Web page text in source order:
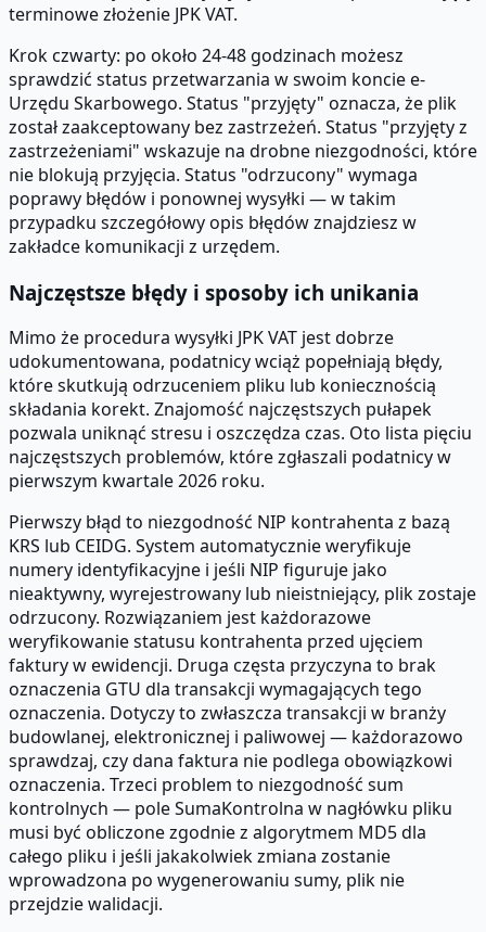
terminowe złożenie JPK VAT.
Krok czwarty: po około 24-48 godzinach możesz
sprawdzić status przetwarzania w swoim koncie e-
Urzędu Skarbowego. Status "przyjęty" oznacza, że plik
został zaakceptowany bez zastrzeżeń. Status "przyjęty z
zastrzeżeniami" wskazuje na drobne niezgodności, które
nie blokują przyjęcia. Status "odrzucony" wymaga
poprawy błędów i ponownej wysyłki — w takim
przypadku szczegółowy opis błędów znajdziesz w
zakładce komunikacji z urzędem.
Najczęstsze błędy i sposoby ich unikania
Mimo że procedura wysyłki JPK VAT jest dobrze
udokumentowana, podatnicy wciąż popełniają błędy,
które skutkują odrzuceniem pliku lub koniecznością
składania korekt. Znajomość najczęstszych pułapek
pozwala uniknąć stresu i oszczędza czas. Oto lista pięciu
najczęstszych problemów, które zgłaszali podatnicy w
pierwszym kwartale 2026 roku.
Pierwszy błąd to niezgodność NIP kontrahenta z bazą
KRS lub CEIDG. System automatycznie weryfikuje
numery identyfikacyjne i jeśli NIP figuruje jako
nieaktywny, wyrejestrowany lub nieistniejący, plik zostaje
odrzucony. Rozwiązaniem jest każdorazowe
weryfikowanie statusu kontrahenta przed ujęciem
faktury w ewidencji. Druga częsta przyczyna to brak
oznaczenia GTU dla transakcji wymagających tego
oznaczenia. Dotyczy to zwłaszcza transakcji w branży
budowlanej, elektronicznej i paliwowej — każdorazowo
sprawdzaj, czy dana faktura nie podlega obowiązkowi
oznaczenia. Trzeci problem to niezgodność sum
kontrolnych — pole SumaKontrolna w nagłówku pliku
musi być obliczone zgodnie z algorytmem MD5 dla
całego pliku i jeśli jakakolwiek zmiana zostanie
wprowadzona po wygenerowaniu sumy, plik nie
przejdzie walidacji.